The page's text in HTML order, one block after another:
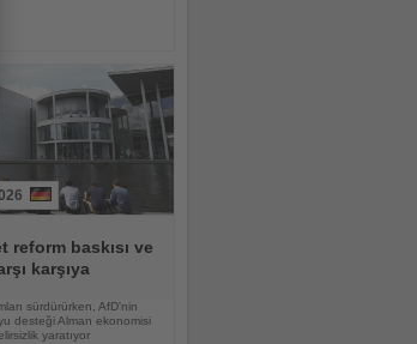
reform baskısı ve
karşıya
sürdürürken, AfD'nin
desteği Alman ekonomisi
yaratıyor